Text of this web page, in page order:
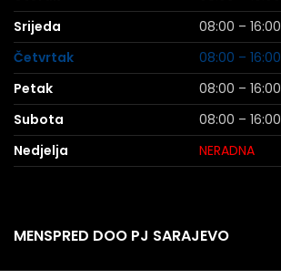
Srijeda
08:00 – 16:00
Četvrtak
08:00 – 16:00
Petak
08:00 – 16:00
Subota
08:00 – 16:00
Nedjelja
NERADNA
MENSPRED DOO PJ SARAJEVO